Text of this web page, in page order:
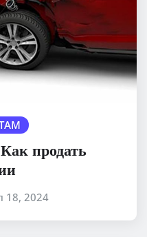
продать
18, 2024